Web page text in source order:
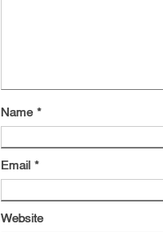
Name *
Email *
Website